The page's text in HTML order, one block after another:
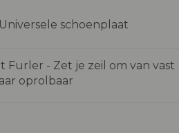
Universele schoenplaat
Furler - Zet je zeil om van vast
oprolbaar